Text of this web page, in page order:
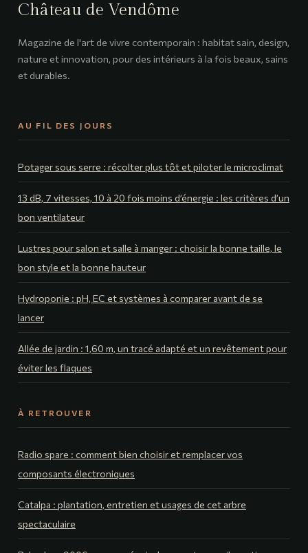
Château de Vendôme
Magazine de l'art de vivre contemporain : habitat sain, design,
nature et innovation, pour des intérieurs à la fois beaux, sains
et durables.
AU FIL DES JOURS
Potager sous serre : récolter plus tôt et piloter le microclimat
13 dB, 7 vitesses, 10 à 20 fois moins d’énergie : les critères d’un
bon ventilateur
Lustres pour salon et salle à manger : choisir la bonne taille, le
bon style et la bonne hauteur
Hydroponie : pH, EC et systèmes à comparer avant de se
lancer
Allée de jardin : 1,60 m, un tracé adapté et un revêtement pour
éviter les flaques
À RETROUVER
Radio spare : comment bien choisir et remplacer vos
composants électroniques
Catalpa : plantation, entretien et usages de cet arbre
spectaculaire